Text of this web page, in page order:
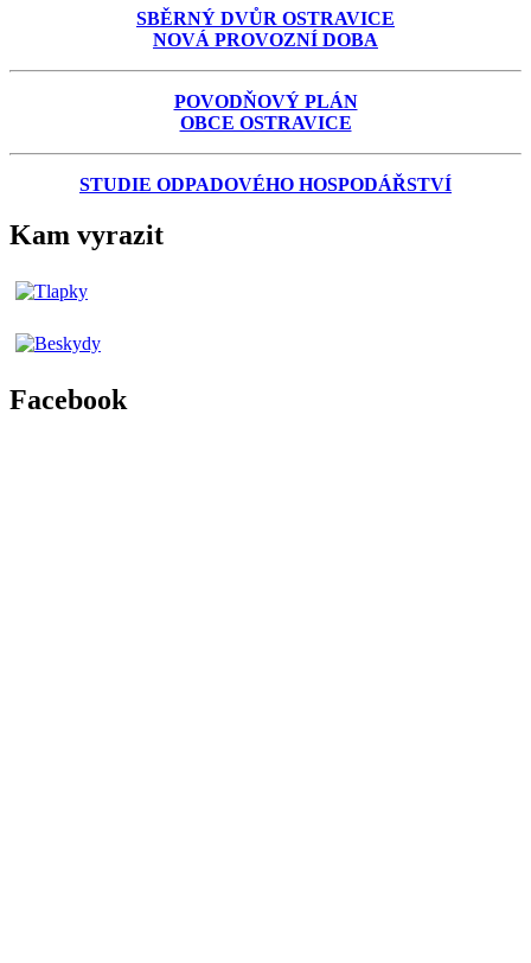
SBĚRNÝ DVŮR OSTRAVICE
NOVÁ PROVOZNÍ DOBA
POVODŇOVÝ PLÁN
OBCE OSTRAVICE
STUDIE ODPADOVÉHO HOSPODÁŘSTVÍ
Kam vyrazit
Facebook